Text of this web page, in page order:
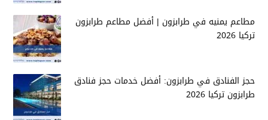
مطاعم يمنيه في طرابزون | أفضل مطاعم طرابزون
تركيا 2026
حجز الفنادق في طرابزون: أفضل خدمات حجز فنادق
طرابزون تركيا 2026